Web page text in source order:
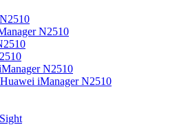
N2510
N2510
iManager N2510